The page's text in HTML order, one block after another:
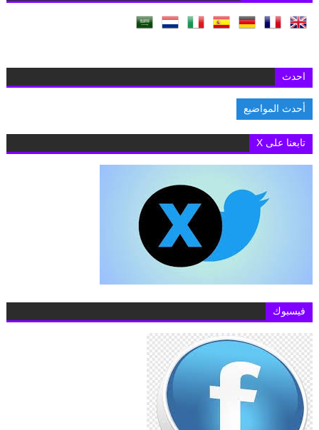
احدث
أحدث المواضيع
تابعنا على X
فيسبوك